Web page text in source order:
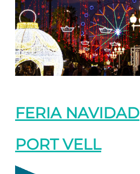
FERIA NAVIDAD
PORT VELL